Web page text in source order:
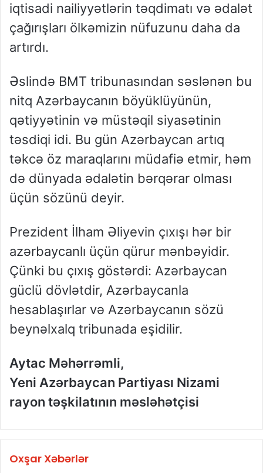
iqtisadi nailiyyətlərin təqdimatı və ədalət
çağırışları ölkəmizin nüfuzunu daha da
artırdı.
Əslində BMT tribunasından səslənən bu
nitq Azərbaycanın böyüklüyünün,
qətiyyətinin və müstəqil siyasətinin
təsdiqi idi. Bu gün Azərbaycan artıq
təkcə öz maraqlarını müdafiə etmir, həm
də dünyada ədalətin bərqərar olması
üçün sözünü deyir.
Prezident İlham Əliyevin çıxışı hər bir
azərbaycanlı üçün qürur mənbəyidir.
Çünki bu çıxış göstərdi: Azərbaycan
güclü dövlətdir, Azərbaycanla
hesablaşırlar və Azərbaycanın sözü
beynəlxalq tribunada eşidilir.
Aytac Məhərrəmli,
Yeni Azərbaycan Partiyası Nizami
rayon təşkilatının məsləhətçisi
Oxşar Xəbərlər